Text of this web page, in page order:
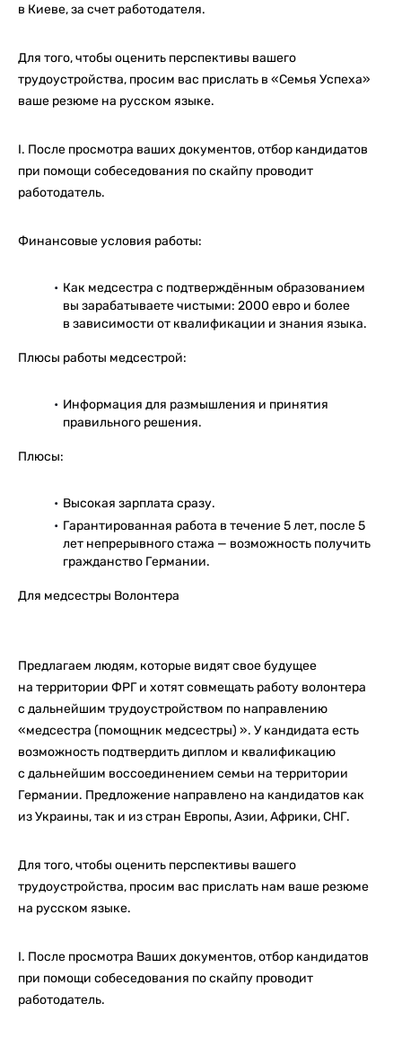
в Киеве, за счет работодателя.
Для того, чтобы оценить перспективы вашего
трудоустройства, просим вас прислать в «Семья Успеха»
ваше резюме на русском языке.
I. После просмотра ваших документов, отбор кандидатов
при помощи собеседования по скайпу проводит
работодатель.
Финансовые условия работы:
Как медсестра с подтверждённым образованием
вы зарабатываете чистыми: 2000 евро и более
в зависимости от квалификации и знания языка.
Плюсы работы медсестрой:
Информация для размышления и принятия
правильного решения.
Плюсы:
Высокая зарплата сразу.
Гарантированная работа в течение 5 лет, после 5
лет непрерывного стажа — возможность получить
гражданство Германии.
Для медсестры Волонтера
Предлагаем людям, которые видят свое будущее
на территории ФРГ и хотят совмещать работу волонтера
с дальнейшим трудоустройством по направлению
«медсестра (помощник медсестры) ». У кандидата есть
возможность подтвердить диплом и квалификацию
с дальнейшим воссоединением семьи на территории
Германии. Предложение направлено на кандидатов как
из Украины, так и из стран Европы, Азии, Африки, СНГ.
Для того, чтобы оценить перспективы вашего
трудоустройства, просим вас прислать нам ваше резюме
на русском языке.
I. После просмотра Ваших документов, отбор кандидатов
при помощи собеседования по скайпу проводит
работодатель.